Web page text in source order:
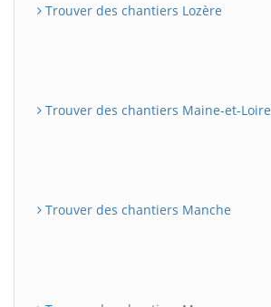
Trouver des chantiers Lozère
Trouver des chantiers Maine-et-Loire
Trouver des chantiers Manche